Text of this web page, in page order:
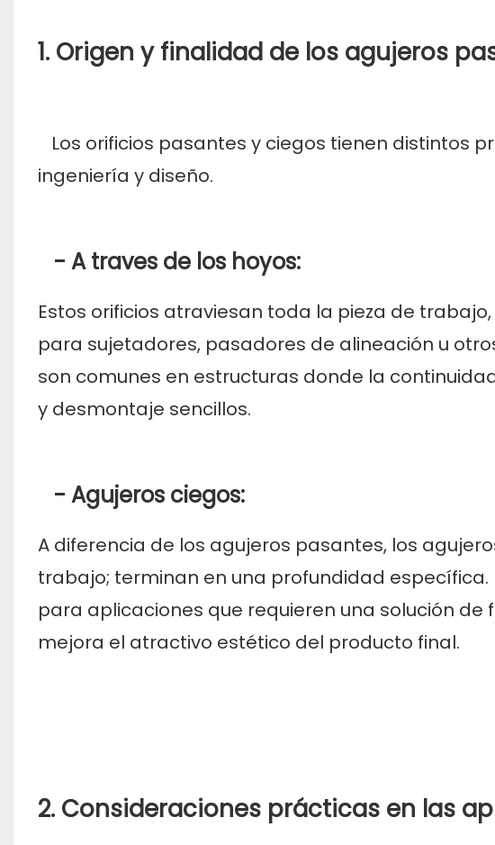
1. Origen y finalidad de los agujeros
Los orificios pasantes y ciegos tienen distintos
ingeniería y diseño.
- A traves de los hoyos:
Estos orificios atraviesan toda la pieza de
para sujetadores, pasadores de alineación u
son comunes en estructuras donde la
y desmontaje sencillos.
- Agujeros ciegos:
A diferencia de los agujeros pasantes, los
trabajo; terminan en una profundidad
para aplicaciones que requieren una solución
mejora el atractivo estético del producto final.
2. Consideraciones prácticas en las